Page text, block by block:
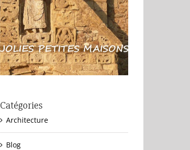
Catégories
Architecture
Blog